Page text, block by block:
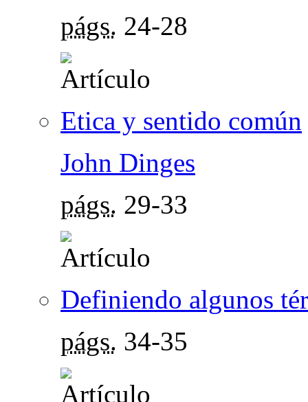
págs. 24-28
Etica y sentido común
John Dinges
págs. 29-33
Definiendo algunos
págs. 34-35